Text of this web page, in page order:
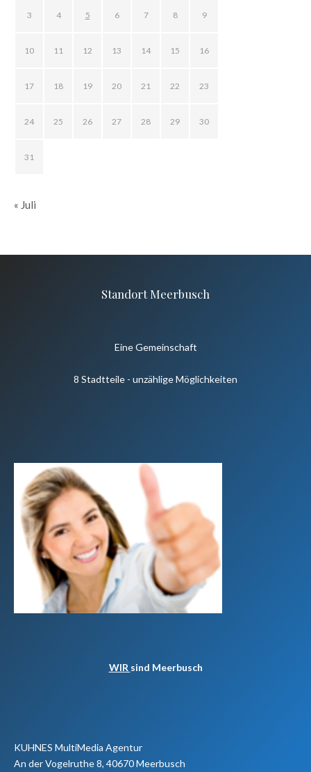
3 4 5 6 7 8 9
10 11 12 13 14 15 16
17 18 19 20 21 22 23
24 25 26 27 28 29 30
31
« Juli
Standort Meerbusch
Eine Gemeinschaft
8 Stadtteile - unzählige Möglichkeiten
WIR sind Meerbusch
KUHNES MultiMedia Agentur
An der Vogelruthe 8, 40670 Meerbusch